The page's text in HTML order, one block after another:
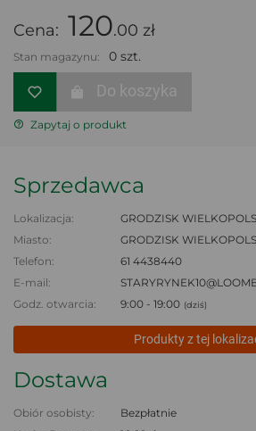
Cena: 120.00 zł
Stan magazynu: 0 szt.
Do koszyka
Zapytaj o produkt
Sprzedawca
Lokalizacja:
GRODZISK
Miasto:
GRODZISK
Telefon:
61 4438440
E-mail:
Godz. otwarcia:
9:00 - 19:00 (dziś)
Produkty z tej
Dostawa
Obiór osobisty:
Bezpłatnie